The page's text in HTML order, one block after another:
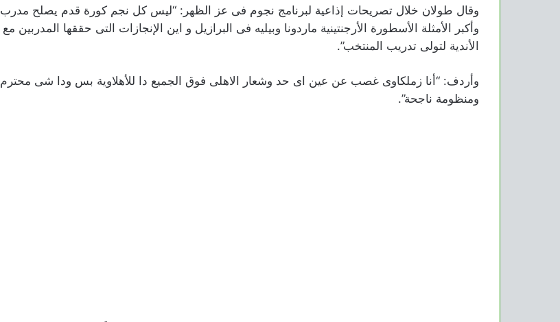
وقال طولان خلال تصريحات إذاعية لبرنامج نجوم فى عز الظهر: “ليس كل نجم كورة قدم يصلح مدرب
وأكبر الأمثلة الأسطورة الأرجنتينية ماردونا وبيليه فى البرازيل و اين الإنجازات التى حققها المدربين مع
الأندية لتولى تدريب المنتخب”.
وأردف: “أنا زملكاوى غصب عن عين اى حد وشعار الاهلى فوق الجميع دا للأهلاوية بس ودا شى محترم
ومنظومة ناجحة”.